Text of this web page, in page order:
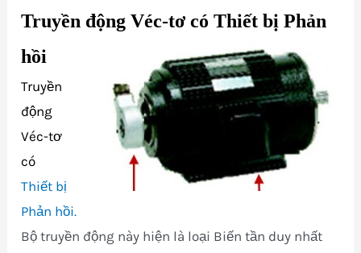
Truyền động Véc-tơ có Thiết bị Phản
hồi
Truyền
động
Véc-tơ
có
Thiết bị
Phản hồi.
Bộ truyền động này hiện là loại Biến tần duy nhất